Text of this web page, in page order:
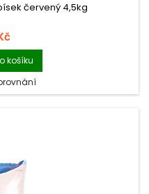
písek červený 4,5kg
košíku